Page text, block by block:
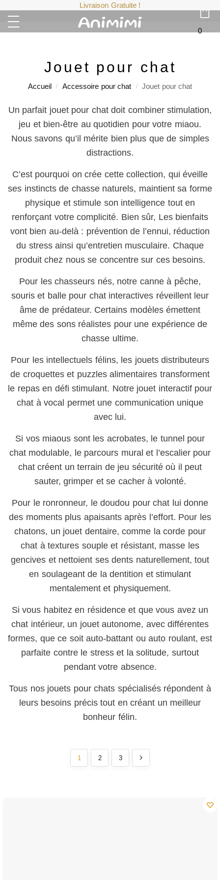
Livraison Gratuite !
0
Jouet pour chat
Accueil / Accessoire pour chat / Jouet pour chat
1 2 3
Un parfait jouet pour chat doit combiner stimulation,
jeu et bien-être au quotidien pour votre miaou.
Nous savons qu’il mérite bien plus que de simples
distractions.
C’est pourquoi on crée cette collection, qui éveille
ses instincts de chasse naturels, maintient sa forme
physique et stimule son intelligence tout en
renforçant votre complicité. Bien sûr, Les bienfaits
vont bien au-delà : prévention de l’ennui, réduction
du stress ainsi qu’entretien musculaire. Chaque
produit chez nous se concentre sur ces besoins.
Pour les chasseurs nés, notre canne à pêche,
souris et balle pour chat interactives réveillent leur
âme de prédateur. Certains modèles émettent
même des sons réalistes pour une expérience de
chasse ultime.
Pour les intellectuels félins, les jouets distributeurs
de croquettes et puzzles alimentaires transforment
le repas en défi stimulant. Notre jouet interactif pour
chat à vocal permet une communication unique
avec lui.
Si vos miaous sont les acrobates, le tunnel pour
chat modulable, le parcours mural et l’escalier pour
chat créent un terrain de jeu sécurité où il peut
sauter, grimper et se cacher à volonté.
Pour le ronronneur, le doudou pour chat lui donne
des moments plus apaisants après l’effort. Pour les
chatons, un jouet dentaire, comme la corde pour
chat à textures souple et résistant, masse les
gencives et nettoient ses dents naturellement, tout
en soulageant de la dentition et stimulant
mentalement et physiquement.
Si vous habitez en résidence et que vous avez un
chat intérieur, un jouet autonome, avec différentes
formes, que ce soit auto-battant ou auto roulant, est
parfaite contre le stress et la solitude, surtout
pendant votre absence.
Tous nos jouets pour chats spécialisés répondent à
leurs besoins précis tout en créant un meilleur
bonheur félin.